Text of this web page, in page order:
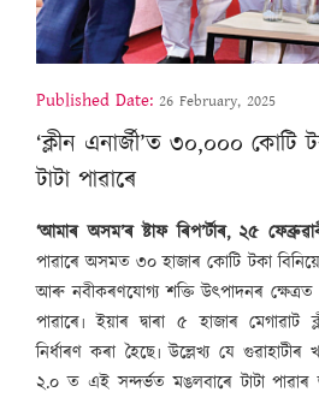
Published Date: 26 February, 2025
‘ক্লীন এনাৰ্জী’ত ৩০,০০০ কোটি
টাটা পাৱাৰে
‘আমাৰ অসম’ৰ ষ্টাফ ৰিপ’ৰ্টাৰ, ২৫
পাৱাৰে অসমত ৩০ হাজাৰ কোটি টকা
আৰু নবীকৰণযোগ্য শক্তি উৎপাদনৰ
পাৱাৰে৷ ইয়াৰ দ্বাৰা ৫ হাজাৰ মেগাৱাট
নিৰ্ধাৰণ কৰা হৈছে৷ উল্লেখ্য যে
২.০ ত এই সন্দৰ্ভত মঙলবাৰে টাটা